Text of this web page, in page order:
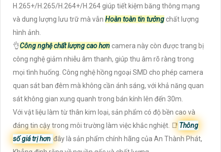
H.265+/H.265/H.264+/H.264 giúp tiết kiệm băng thông mạng
và dung lượng lưu trữ mà vẫn Hoàn toàn tin tưởngchất lượng
hình ảnh.
👌Công nghệ chất lượng cao hơncamera này còn được trang bị
công nghệ giảm nhiễu âm thanh, giúp thu âm rõ ràng trong
mọi tình huống. Công nghệ hồng ngoại SMD cho phép camera
quan sát ban đêm mà không cần ánh sáng, với khả năng quan
sát không gian xung quanh trong bán kính lên đến 30m.
Với vật liệu làm từ thân kim loại, sản phẩm có độ bền cao và
đáng tin cậy trong môi trường làm việc khắc nghiệt. 📑 Thông
số giá trị hơn đây là sản phẩm chính hãng của An Thành Phát,